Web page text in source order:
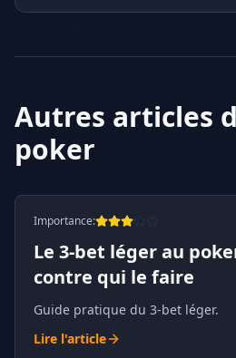
Autres articles
poker
Importance:
Le 3-bet léger au
contre qui le faire
Guide pratique du 3-bet léger.
Lire l'article